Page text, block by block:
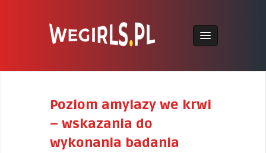
Poziom amylazy we krwi
– wskazania do
wykonania badania